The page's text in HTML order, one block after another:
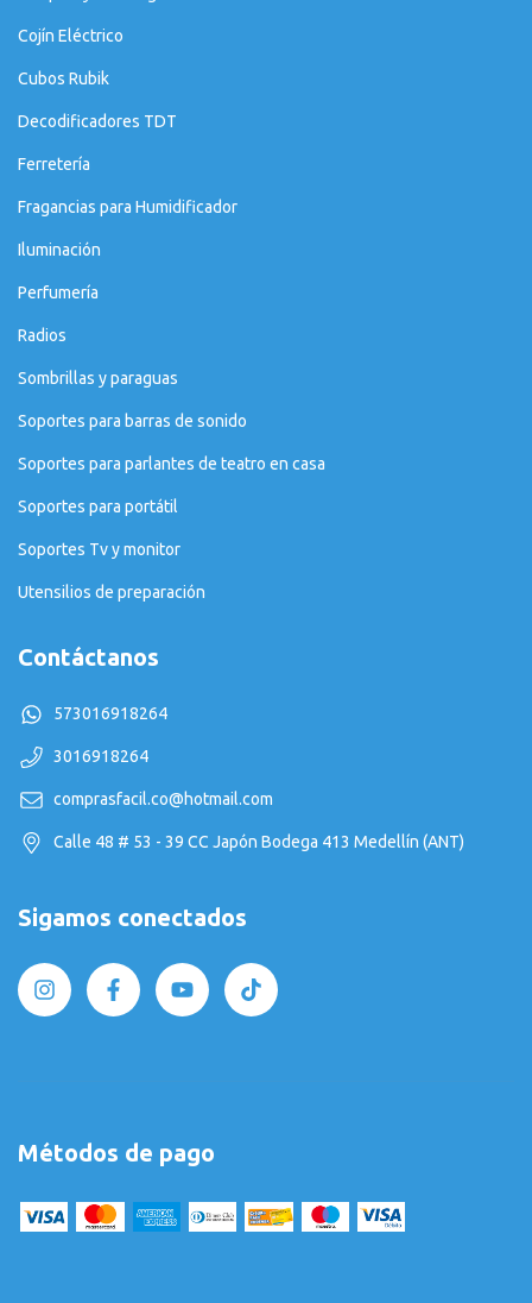
Cojín Eléctrico
Cubos Rubik
Decodificadores TDT
Ferretería
Fragancias para Humidificador
Iluminación
Perfumería
Radios
Sombrillas y paraguas
Soportes para barras de sonido
Soportes para parlantes de teatro en casa
Soportes para portátil
Soportes Tv y monitor
Utensilios de preparación
Contáctanos
573016918264
3016918264
comprasfacil.co@hotmail.com
Calle 48 # 53 - 39 CC Japón Bodega 413 Medellín (ANT)
Sigamos conectados
Métodos de pago